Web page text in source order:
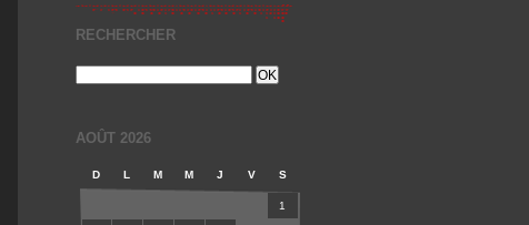
RECHERCHER
AOÛT 2026
D L M M J V S
1